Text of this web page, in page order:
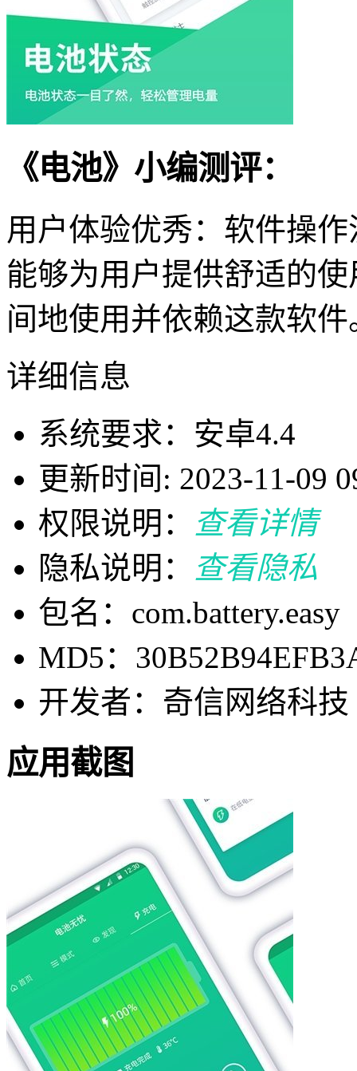
《电池》小编测评：
用户体验优秀：软件操
能够为用户提供舒适的
间地使用并依赖这款软件
详细信息
系统要求：安卓4.4
更新时间: 2023-11-09
权限说明：
查看详情
隐私说明：
查看隐私
包名：com.battery.easy
MD5：
开发者：奇信网络科
应用截图